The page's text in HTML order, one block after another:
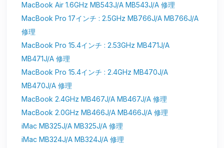
MacBook Air 1.6GHz MB543J/A MB543J/A 修理
MacBook Pro 17インチ : 2.5GHz MB766J/A MB766J/A
修理
MacBook Pro 15.4インチ : 2.53GHz MB471J/A
MB471J/A 修理
MacBook Pro 15.4インチ : 2.4GHz MB470J/A
MB470J/A 修理
MacBook 2.4GHz MB467J/A MB467J/A 修理
MacBook 2.0GHz MB466J/A MB466J/A 修理
iMac MB325J/A MB325J/A 修理
iMac MB324J/A MB324J/A 修理